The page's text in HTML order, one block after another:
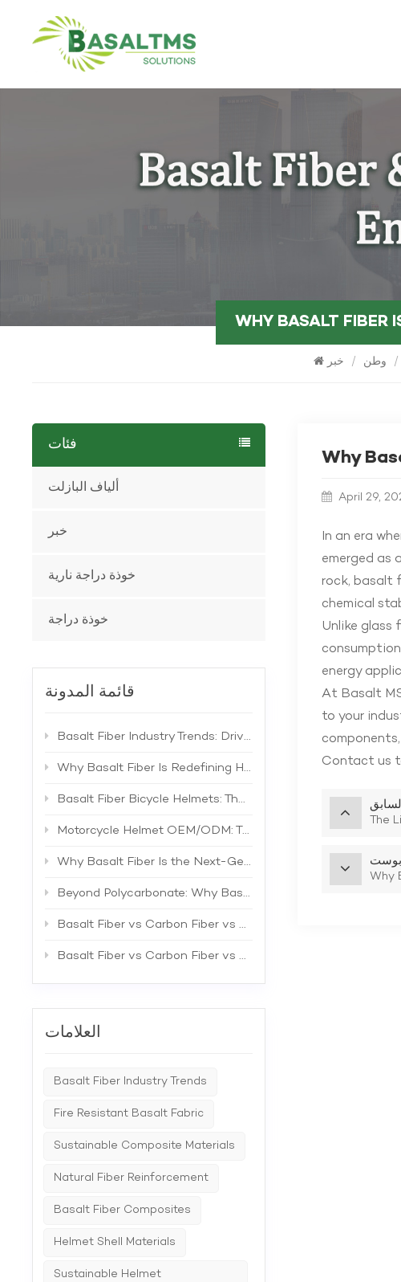
WHY BASALT FIBER
وطن / خبر /
Why
April 29,
In an era
emerged as
rock, basalt
chemical
Unlike
energy
At Basalt
to your
Contact us
The
بوست
Why
فئات
ألياف البازلت
خبر
خوذة دراجة نارية
خوذة دراجة
قائمة المدونة
Basalt Fiber Industry Trends: Driving the Next Generation of High-Performance Composites
Why Basalt Fiber Is Redefining Helmet Shell Materials
Basalt Fiber Bicycle Helmets: The Future of Lightweight Protection
Motorcycle Helmet OEM/ODM: The Complete B2B Guide to Private Label Manufacturing and Supplier Selection
Why Basalt Fiber Is the Next-Generation Material for Bicycle Helmets
Beyond Polycarbonate: Why Basalt Fiber Is the Superior Material for Bicycle Helmet Shells
Basalt Fiber vs Carbon Fiber vs Fiberglass: The Best Material for Bicycle Helmets
Basalt Fiber vs Carbon Fiber vs Fiberglass: A Comprehensive Technical Comparison for Industrial Applications
العلامات
Basalt Fiber Industry Trends
Fire Resistant Basalt Fabric
Sustainable Composite Materials
Natural Fiber Reinforcement
Basalt Fiber Composites
Helmet Shell Materials
Sustainable Helmet